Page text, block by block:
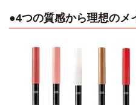
●4つの質感から理想のメ